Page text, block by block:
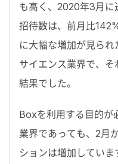
も高く、2020年3月に
招待数は、前月比
に大幅な増加が見ら
サイエンス業界で、
結果でした。
Boxを利用する目的が
業界であっても、2月
ションは増加していま